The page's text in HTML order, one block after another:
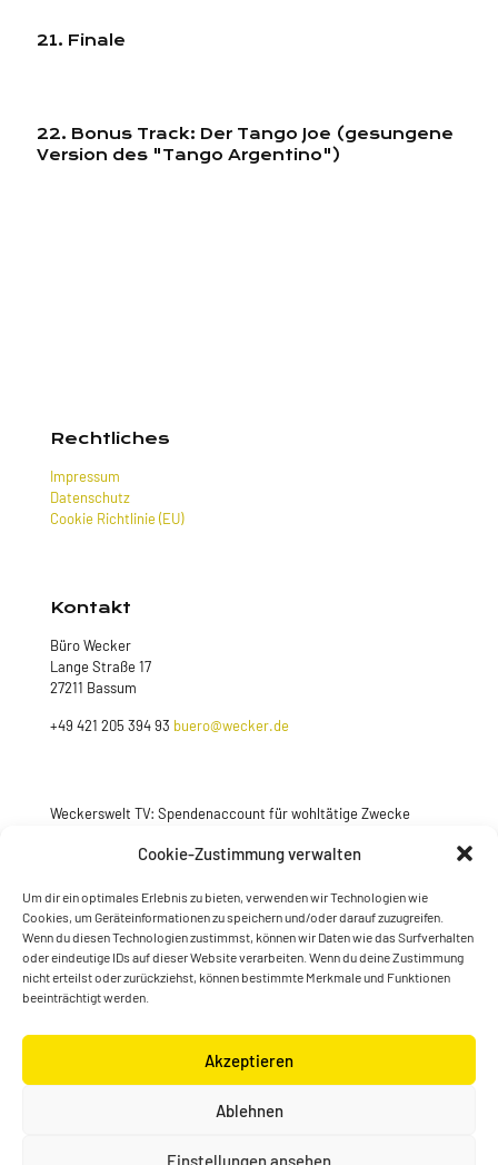
Cookie-Zustimmung verwalten
Um dir ein optimales Erlebnis zu bieten, verwenden wir Technologien wie
Cookies, um Geräteinformationen zu speichern und/oder darauf zuzugreifen.
Wenn du diesen Technologien zustimmst, können wir Daten wie das Surfverhalten
oder eindeutige IDs auf dieser Website verarbeiten. Wenn du deine Zustimmung
nicht erteilst oder zurückziehst, können bestimmte Merkmale und Funktionen
beeinträchtigt werden.
Akzeptieren
Ablehnen
Einstellungen ansehen
21. Finale
22. Bonus Track: Der Tango Joe (gesungene
Version des "Tango Argentino")
Rechtliches
Impressum
Datenschutz
Cookie Richtlinie (EU)
Kontakt
Büro Wecker
Lange Straße 17
27211 Bassum
+49 421 205 394 93 buero@wecker.de
Weckerswelt TV: Spendenaccount für wohltätige Zwecke
Jetzt spenden
© Konstantin Wecker | gestaltet von